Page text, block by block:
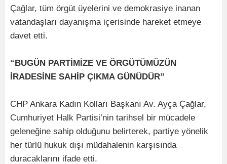
Çağlar, tüm örgüt üyelerini ve demokrasiye inanan
vatandaşları dayanışma içerisinde hareket etmeye
davet etti.
“BUGÜN PARTİMİZE VE ÖRGÜTÜMÜZÜN
İRADESİNE SAHİP ÇIKMA GÜNÜDÜR”
CHP Ankara Kadın Kolları Başkanı Av. Ayça Çağlar,
Cumhuriyet Halk Partisi’nin tarihsel bir mücadele
geleneğine sahip olduğunu belirterek, partiye yönelik
her türlü hukuk dışı müdahalenin karşısında
duracaklarını ifade etti.